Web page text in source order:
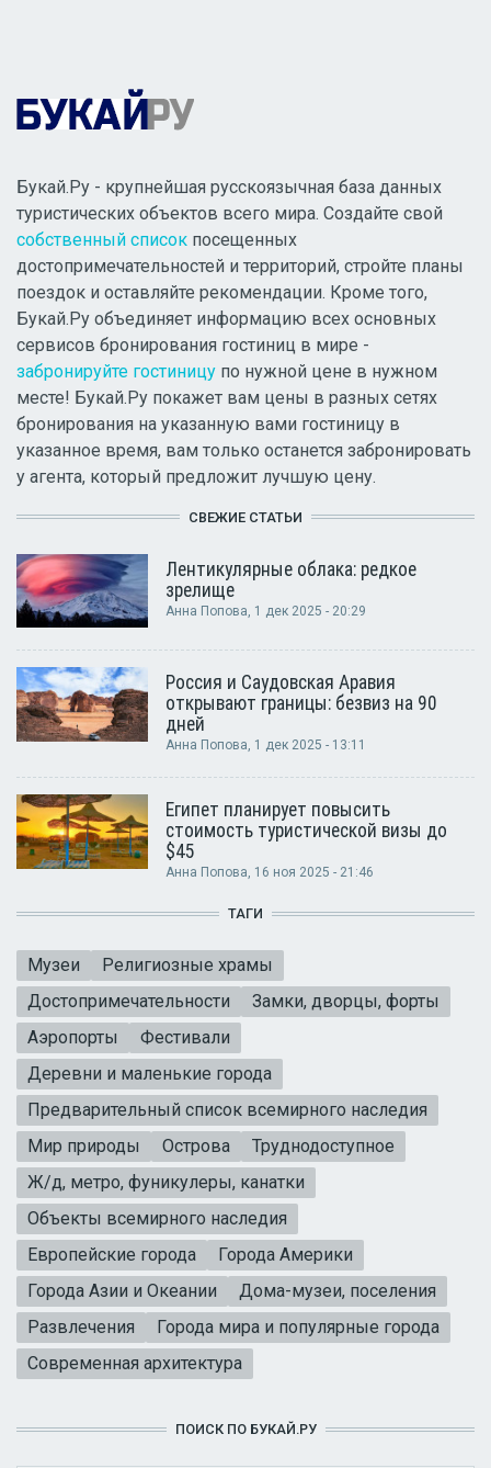
Букай.Ру - крупнейшая русскоязычная база данных
туристических объектов всего мира. Создайте свой
собственный список посещенных
достопримечательностей и территорий, стройте планы
поездок и оставляйте рекомендации. Кроме того,
Букай.Ру объединяет информацию всех основных
сервисов бронирования гостиниц в мире -
забронируйте гостиницу по нужной цене в нужном
месте! Букай.Ру покажет вам цены в разных сетях
бронирования на указанную вами гостиницу в
указанное время, вам только останется забронировать
у агента, который предложит лучшую цену.
СВЕЖИЕ СТАТЬИ
Лентикулярные облака: редкое
зрелище
Анна Попова , 1 дек 2025 - 20:29
Россия и Саудовская Аравия
открывают границы: безвиз на 90
дней
Анна Попова, 1 дек 2025 - 13:11
Египет планирует повысить
стоимость туристической визы до
$45
Анна Попова, 16 ноя 2025 - 21:46
ТАГИ
Музеи
Религиозные храмы
Достопримечательности
Замки, дворцы, форты
Аэропорты
Фестивали
Деревни и маленькие города
Предварительный список всемирного наследия
Мир природы
Острова
Труднодоступное
Ж/д, метро, фуникулеры, канатки
Объекты всемирного наследия
Европейские города
Города Америки
Города Азии и Океании
Дома-музеи, поселения
Развлечения
Города мира и популярные города
Современная архитектура
ПОИСК ПО БУКАЙ.РУ